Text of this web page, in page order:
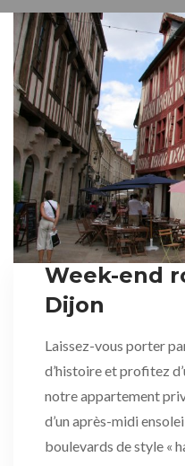
Week-end
Dijon
Laissez-vous porter
d’histoire et profitez
notre appartement
d’un après-midi
boulevards de style «